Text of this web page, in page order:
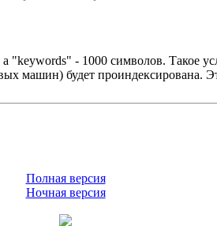
- 1000 символов. Такое
машин) будет проиндексирована.
Полная версия
Ночная версия